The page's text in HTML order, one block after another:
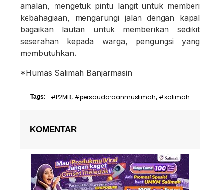
amalan, mengetuk pintu langit untuk memberi
kebahagiaan, mengarungi jalan dengan kapal
bagaikan lautan untuk memberikan sedikit
seserahan kepada warga, pengungsi yang
membutuhkan.
*Humas Salimah Banjarmasin
Tags: #P2MB, #persaudaraanmuslimah, #salimah
KOMENTAR